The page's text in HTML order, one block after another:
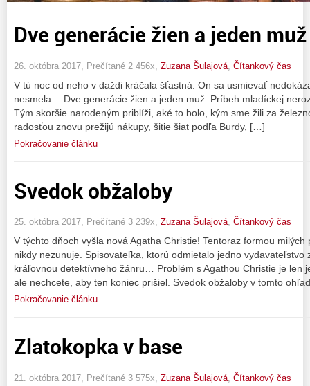
Dve generácie žien a jeden muž
26. októbra 2017, Prečítané 2 456x, Zuzana Šulajová Čítankový čas
V tú noc od neho v daždi kráčala šťastná. On sa usmievať
nesmela… Dve generácie žien a jeden muž. Príbeh mladíckej
Tým skoršie narodeným priblíži, aké to bolo, kým sme žili za
radosťou znovu prežijú nákupy, šitie šiat podľa Burdy, […]
Pokračovanie článku
Svedok obžaloby
25. októbra 2017, Prečítané 3 239x, Zuzana Šulajová, Čítankový čas
V týchto dňoch vyšla nová Agatha Christie! Tentoraz formou
nikdy nezunuje. Spisovateľka, ktorú odmietalo jedno vydavateľstvo
kráľovnou detektívneho žánru… Problém s Agathou Christie je len
ale nechcete, aby ten koniec prišiel. Svedok obžaloby v tomto
Pokračovanie článku
Zlatokopka v base
21. októbra 2017, Prečítané 3 575x, Zuzana Šulajová Čítankový čas